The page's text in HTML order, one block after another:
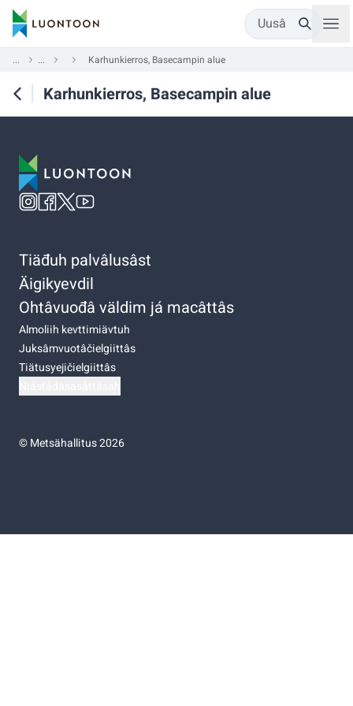
Uusâ
... ... Karhunkierros, Basecampin alue
Karhunkierros, Basecampin alue
Tiäđuh palvâlusâst
Äigikyevdil
Ohtâvuođâ väldim já macâttâs
Almoliih kevttimiävtuh
Juksâmvuotâčielgiittâs
Tiätusyejičielgiittâs
©Metsähallitus 2026